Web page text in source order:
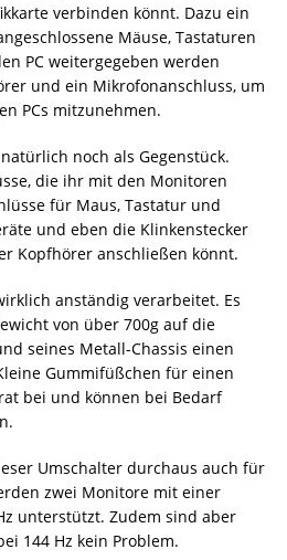
verbinden könnt. Dazu ein
Mäuse, Tastaturen
PC weitergegeben werden
und ein Mikrofonanschluss, um
PCs mitzunehmen.
noch als Gegenstück.
die ihr mit den Monitoren
für Maus, Tastatur und
und eben die Klinkenstecker
Kopfhörer anschließen könnt.
anständig verarbeitet. Es
von über 700g auf die
seines Metall-Chassis einen
Gummifüßchen für einen
bei und können bei Bedarf
Umschalter durchaus auch für
zwei Monitore mit einer
unterstützt. Zudem sind aber
144 Hz kein Problem.